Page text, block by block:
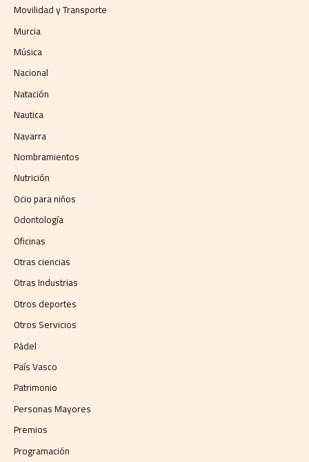
Movilidad y Transporte
Murcia
Música
Nacional
Natación
Nautica
Navarra
Nombramientos
Nutrición
Ocio para niños
Odontología
Oficinas
Otras ciencias
Otras Industrias
Otros deportes
Otros Servicios
Pádel
País Vasco
Patrimonio
Personas Mayores
Premios
Programación